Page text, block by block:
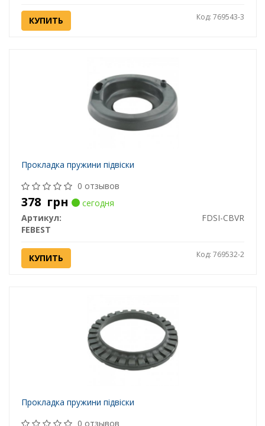
КУПИТЬ Код: 769543-3
Прокладка пружини підвіски
0 отзывов
378 грн
сегодня
Артикул:
FDSI-CBVR
FEBEST
КУПИТЬ Код: 769532-2
Прокладка пружини підвіски
0 отзывов